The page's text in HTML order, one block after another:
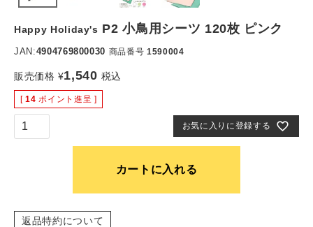
Happy Holiday's P2 小鳥用シーツ 120枚 ピンク
JAN:4904769800030 商品番号 1590004
販売価格 ¥1,540 税込
[ 14 ポイント進呈 ]
お気に入りに登録する
カートに入れる
返品特約について